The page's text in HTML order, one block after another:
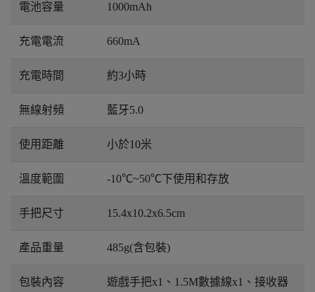
電池容量 1000mAh
充電電流 660mA
充電時間 約3小時
無線射頻 藍牙5.0
使用距離 小於10米
溫度範圍 -10℃~50℃下使用和存放
手把尺寸 15.4x10.2x6.5cm
產品重量 485g(含包裝)
包裝內容
遊戲手把x1、1.5M數據線x1、接收器